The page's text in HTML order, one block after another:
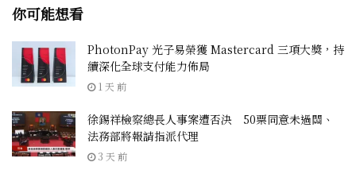
你可能想看
PhotonPay 光子易榮獲 Mastercard 三項大獎，持
續深化全球支付能力佈局
1 天 前
徐錫祥檢察總長人事案遭否決 50票同意未過關、
法務部將報請指派代理
3 天 前